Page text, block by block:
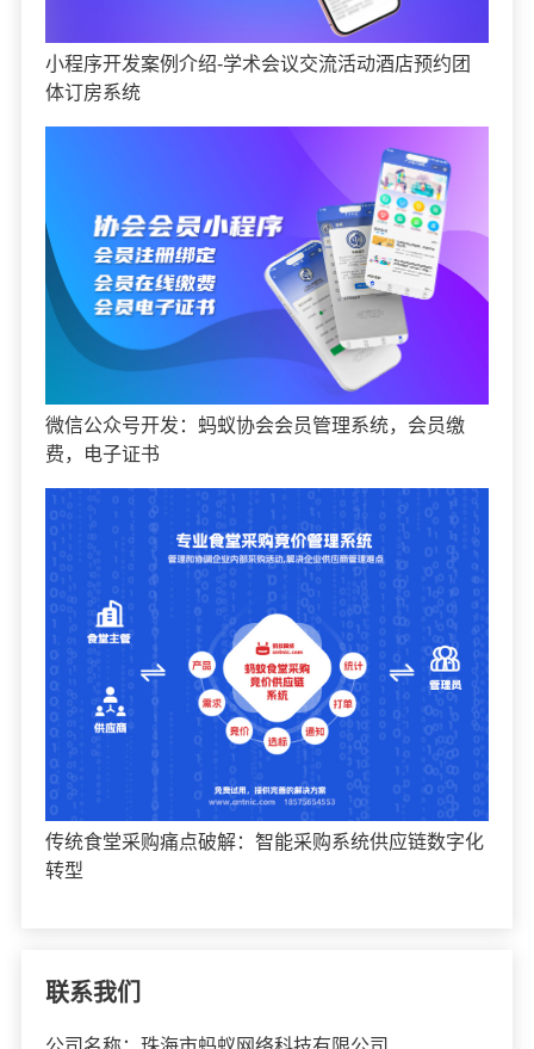
小程序开发案例介绍-学术会议交流活动酒店预约团
体订房系统
微信公众号开发：蚂蚁协会会员管理系统，会员缴
费，电子证书
传统食堂采购痛点破解：智能采购系统供应链数字化
转型
联系我们